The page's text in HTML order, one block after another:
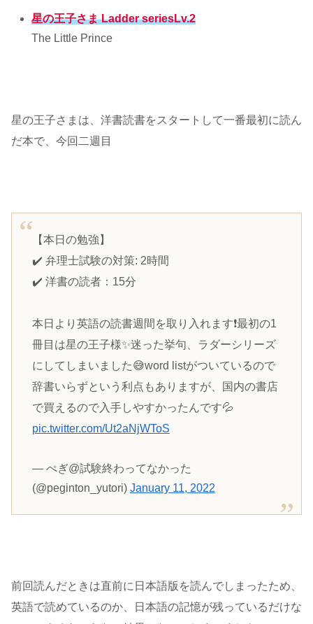
星の王子さま Ladder seriesLv.2
The Little Prince
星の王子さまは、洋書読書をスタートして一番最初に読ん
だ本で、今回二週目
【本日の勉強】
✔️ 弁理士試験の対策: 2時間
✔️ 洋書の読者：15分
本日より英語の読書週間を取り入れます❗️最初の1
冊目は星の王子様✨迷った挙句、ラダーシリーズ
にしてしまいました😅word listがついているので
辞書いらずという利点もありますが、国内の書店
で買えるので入手しやすかったんです💦
pic.twitter.com/Ut2aNjWToS
— ぺぎ@試験終わってなかった
(@peginton_yutori) January 11, 2022
前回読んだときは直前に日本語版を読んでしまったため、
英語で読めているのか、日本語の記憶が残っているだけな